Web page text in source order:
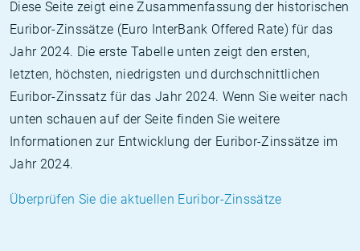
Diese Seite zeigt eine Zusammenfassung der historischen
Euribor-Zinssätze (Euro InterBank Offered Rate) für das
Jahr 2024. Die erste Tabelle unten zeigt den ersten,
letzten, höchsten, niedrigsten und durchschnittlichen
Euribor-Zinssatz für das Jahr 2024. Wenn Sie weiter nach
unten schauen auf der Seite finden Sie weitere
Informationen zur Entwicklung der Euribor-Zinssätze im
Jahr 2024.
Überprüfen Sie die aktuellen Euribor-Zinssätze